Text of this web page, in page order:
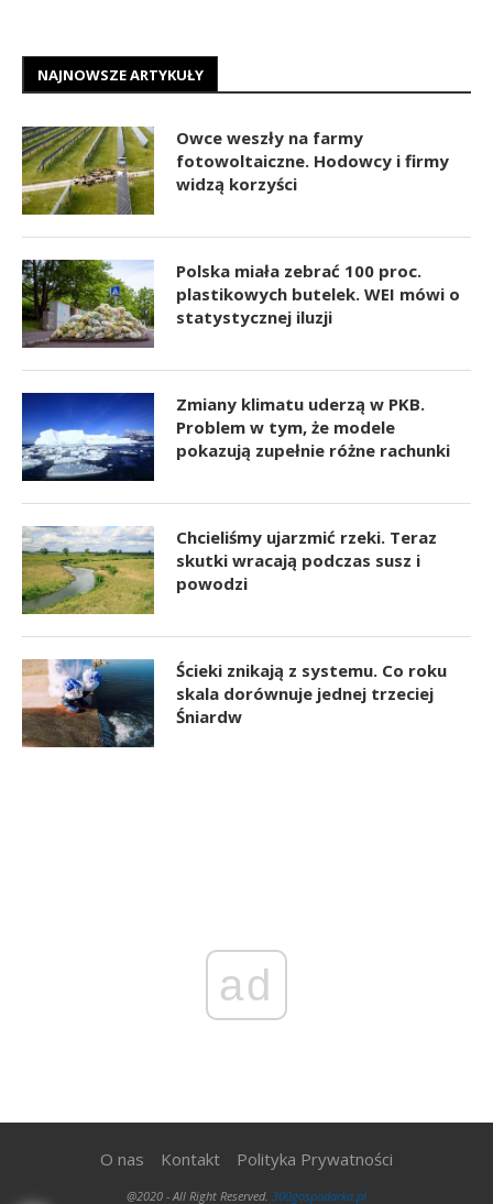
NAJNOWSZE ARTYKUŁY
Owce weszły na farmy
fotowoltaiczne. Hodowcy i firmy
widzą korzyści
Polska miała zebrać 100 proc.
plastikowych butelek. WEI mówi o
statystycznej iluzji
Zmiany klimatu uderzą w PKB.
Problem w tym, że modele
pokazują zupełnie różne rachunki
Chcieliśmy ujarzmić rzeki. Teraz
skutki wracają podczas susz i
powodzi
Ścieki znikają z systemu. Co roku
skala dorównuje jednej trzeciej
Śniardw
ad
O nas Kontakt Polityka Prywatności
@2020 - All Right Reserved. 300gospodarka.pl